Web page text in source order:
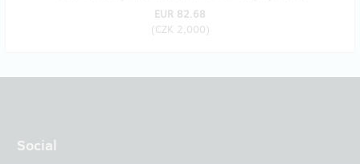
EUR 82.68
(CZK 2,000)
Social